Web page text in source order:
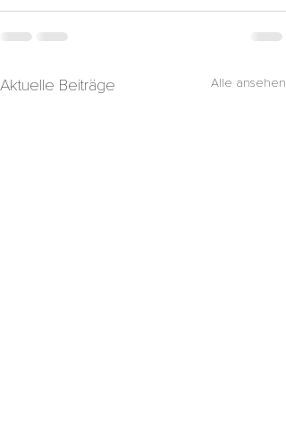
Aktuelle Beiträge Alle ansehen